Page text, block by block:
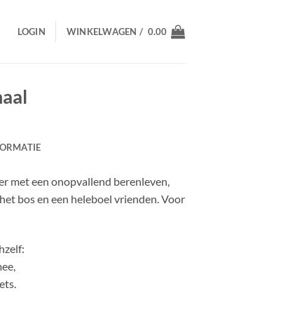
LOGIN WINKELWAGEN / 0.00
met een onopvallend berenleven,
bos en een heleboel vrienden. Voor